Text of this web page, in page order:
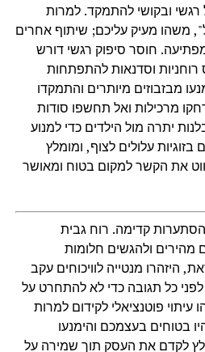
רגשי ובקושי להתמקד. למרות
משהו מעיק עליכם; שיתוף אחרים
חוסר סיפוק רגשי דורש
רוחניות וסדנאות להתפתחות
מבזבוזים מיותרים והתמקדו
מרכילות ואל תחשפו סודות
יתרה מול הילדים כדי למנוע
עלולים לצוף, ומומלץ
את הקשר למקום בטוח ומאושר
קדימה. רוח גבית
מהירים ולהגשים חלומות
היזהרו מנטייה לוויכוחים עקב
כל תגובה כדי לא להתחרט על
עיתוי פוטנציאלי לקידום למרות
בטוחים בעצמכם והימנעו
לקדם את העסק תוך שמירה על